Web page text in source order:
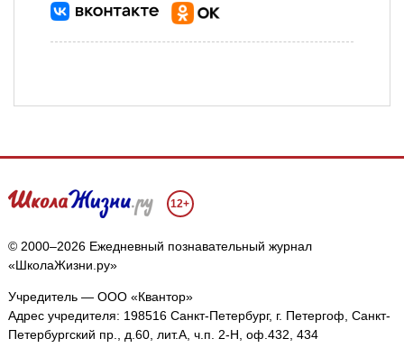
12+
© 2000–2026 Ежедневный познавательный журнал
«ШколаЖизни.ру»
Учредитель — ООО «Квантор»
Адрес учредителя: 198516 Санкт-Петербург, г. Петергоф, Санкт-
Петербургский пр., д.60, лит.А, ч.п. 2-Н, оф.432, 434